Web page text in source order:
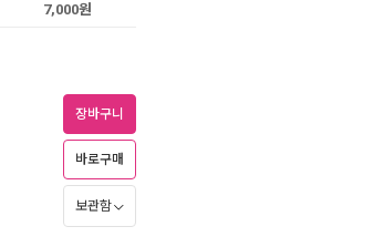
7,000원
장바구니
바로구매
보관함